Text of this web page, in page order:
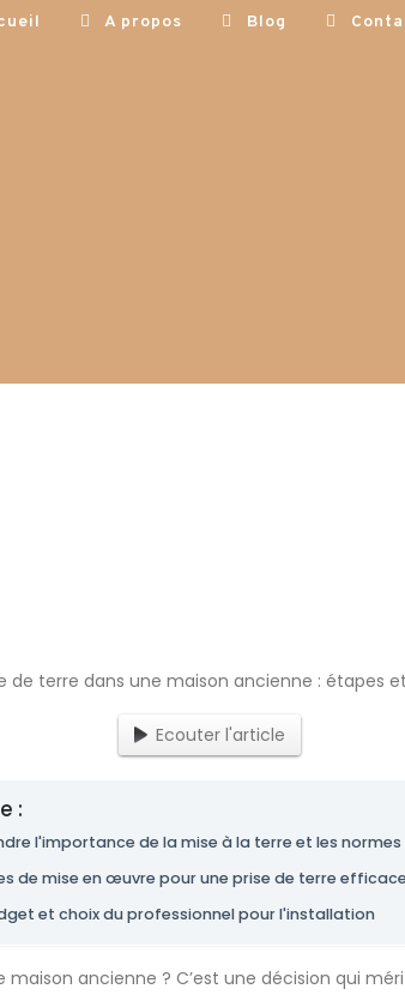
A propos Blog
Ecouter l'article
:
l'importance de la mise à la terre et les
de mise en œuvre pour une prise de terre efficace
et choix du professionnel pour l'installation
maison ancienne ? C’est une décision qui